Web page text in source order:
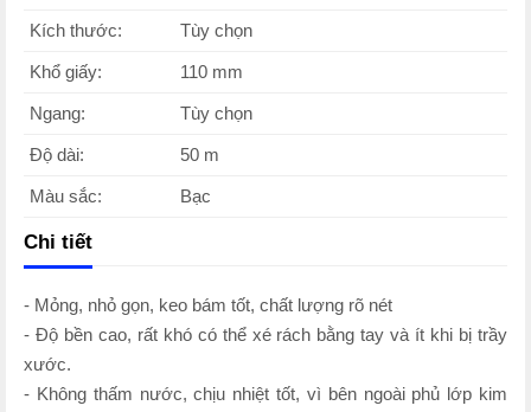
Kích thước: Tùy chọn
Khổ giấy: 110 mm
Ngang: Tùy chọn
Độ dài: 50 m
Màu sắc: Bạc
Chi tiết
- Mỏng, nhỏ gọn, keo bám tốt, chất lượng rõ nét
- Độ bền cao, rất khó có thể xé rách bằng tay và ít khi bị trầy
xước.
- Không thấm nước, chịu nhiệt tốt, vì bên ngoài phủ lớp kim